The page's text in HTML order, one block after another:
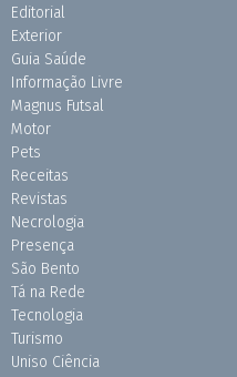
Editorial
Exterior
Guia Saúde
Informação Livre
Magnus Futsal
Motor
Pets
Receitas
Revistas
Necrologia
Presença
São Bento
Tá na Rede
Tecnologia
Turismo
Uniso Ciência